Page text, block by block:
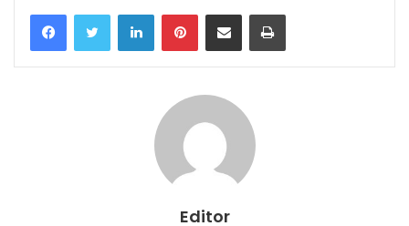
LinkedinPinterestCompartilhar via e-mail Imprimir
Editor